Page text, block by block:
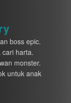
boss epic.
cari harta.
monster.
untuk anak